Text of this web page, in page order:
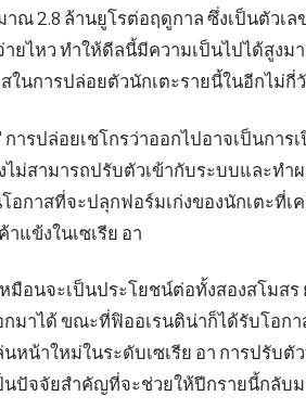
ณ 2.8 ล้านยูโรต่อฤดูกาล ซึ่งเป็นตัวเ
ายไหว ทำให้ดีลนี้มีความเป็นไปได้สูง
ในการปล่อยตัวนักเตะรายนี้ในอีกไม่กี่
การปล่อยเชโกรว่าออกไปอาจเป็นกา
ไม่สามารถปรับตัวเข้ากับระบบและท
โอกาสที่จะปลุกฟอร์มเก่งของนักเตะที่
แข้งในเซเรีย อา
มือนจะเป็นประโยชน์ต่อทั้งสองสโมสร
มาได้ ขณะที่ฟิออเรนติน่าก็ได้รับโอก
หน้าใหม่ในระดับเซเรีย อา การปรับ
นปัจจัยสำคัญที่จะช่วยให้ปีกรายนี้กลับ